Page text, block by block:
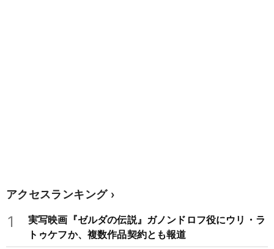
アクセスランキング
1
実写映画『ゼルダの伝説』ガノンドロフ役にウリ・ラ
トゥケフか、複数作品契約とも報道